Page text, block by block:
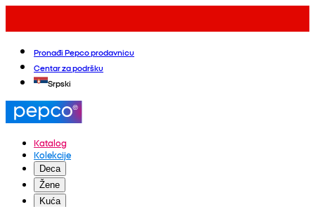
Pronađi Pepco prodavnicu
Centar za podršku
Srpski
Katalog
Kolekcije
Deca
Žene
Kuća